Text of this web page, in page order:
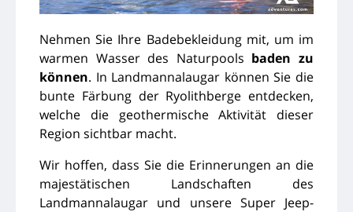
Nehmen Sie Ihre Badebekleidung mit, um im
warmen Wasser des Naturpools baden zu
können. In Landmannalaugar können Sie die
bunte Färbung der Ryolithberge entdecken,
welche die geothermische Aktivität dieser
Region sichtbar macht.
Wir hoffen, dass Sie die Erinnerungen an die
majestätischen Landschaften des
Landmannalaugar und unsere Super Jeep-